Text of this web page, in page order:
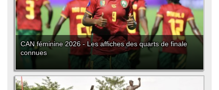
CAN féminine 2026 - Les affiches des quarts de finale
connues